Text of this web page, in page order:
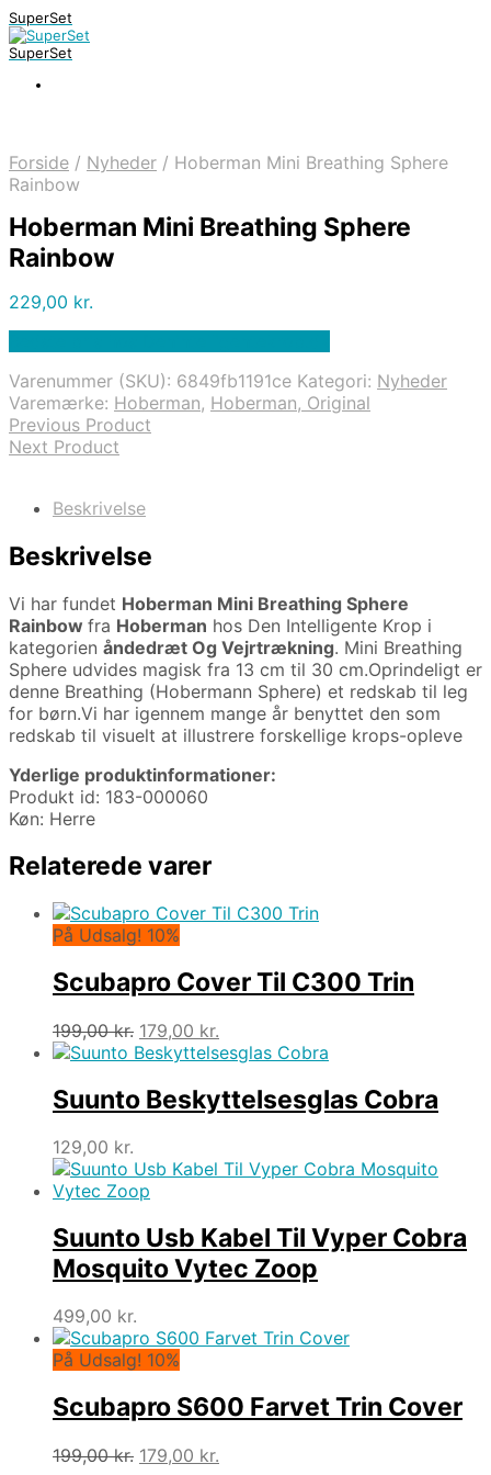
SuperSet
SuperSet
Forside / Nyheder / Hoberman Mini Breathing Sphere
Rainbow
Hoberman Mini Breathing Sphere
Rainbow
229,00 kr.
Varenummer (SKU): 6849fb1191ce Kategori: Nyheder
Varemærke: Hoberman, Hoberman, Original
Previous Product
Next Product
Beskrivelse
Beskrivelse
Vi har fundet Hoberman Mini Breathing Sphere
Rainbow fra Hoberman hos Den Intelligente Krop i
kategorien åndedræt Og Vejrtrækning. Mini Breathing
Sphere udvides magisk fra 13 cm til 30 cm.Oprindeligt er
denne Breathing (Hobermann Sphere) et redskab til leg
for børn.Vi har igennem mange år benyttet den som
redskab til visuelt at illustrere forskellige krops-opleve
Yderlige produktinformationer:
Produkt id: 183-000060
Køn: Herre
Relaterede varer
På Udsalg! 10%
Scubapro Cover Til C300 Trin
199,00kr. Den
oprindelige
var:
199,00 kr..
179,00 kr.
aktuelle
er:
179,00 kr..
Suunto Beskyttelsesglas Cobra
129,00 kr.
Suunto Usb Kabel Til Vyper Cobra
Mosquito Vytec Zoop
499,00 kr.
På Udsalg! 10%
Scubapro S600 Farvet Trin Cover
199,00kr. Den
179,00 kr.